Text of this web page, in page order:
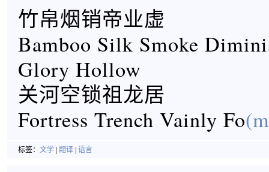
竹帛烟销帝业虚
Bamboo Silk Smoke
Glory Hollow
关河空锁祖龙居
Fortress Trench Vainly Fo
标签： 文学 翻译 语言